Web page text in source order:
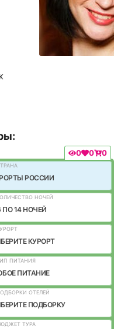
0 0 0
РОССИИ
НОЧЕЙ
ПО 14 НОЧЕЙ
КУРОРТ
ПИТАНИЯ
ПИТАНИЕ
ОТЕЛЕЙ
ПОДБОРКУ
ТУРА